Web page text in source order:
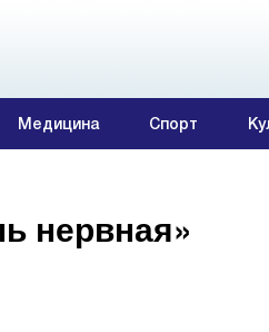
Медицина Спорт
нервная»